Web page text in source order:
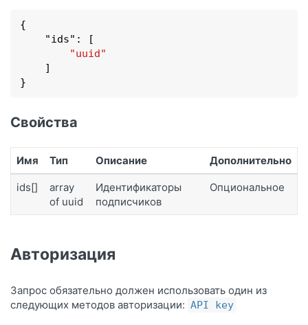
{
    "
ids":
[
"uuid"
    ]
}
Свойства
Имя Тип Описание Дополнительно
ids[]
array
of uuid
Идентификаторы
подписчиков
Опциональное
Авторизация
Запрос обязательно должен использовать один из
следующих методов авторизации: API key